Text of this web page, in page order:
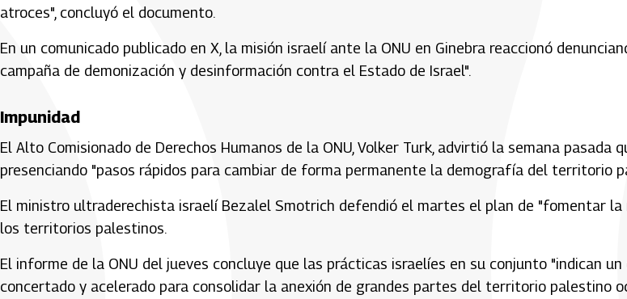
atroces", concluyó el documento.
En un comunicado publicado en X, la misión israelí ante la ONU en Ginebra reaccionó
campaña de demonización y desinformación contra el Estado de Israel".
Impunidad
El Alto Comisionado de Derechos Humanos de la ONU, Volker Turk, advirtió la semana pasada
presenciando "pasos rápidos para cambiar de forma permanente la demografía del territorio
El ministro ultraderechista israelí Bezalel Smotrich defendió el martes el plan de "fomentar la
los territorios palestinos.
El informe de la ONU del jueves concluye que las prácticas israelíes en su conjunto "indican
concertado y acelerado para consolidar la anexión de grandes partes del territorio palestino